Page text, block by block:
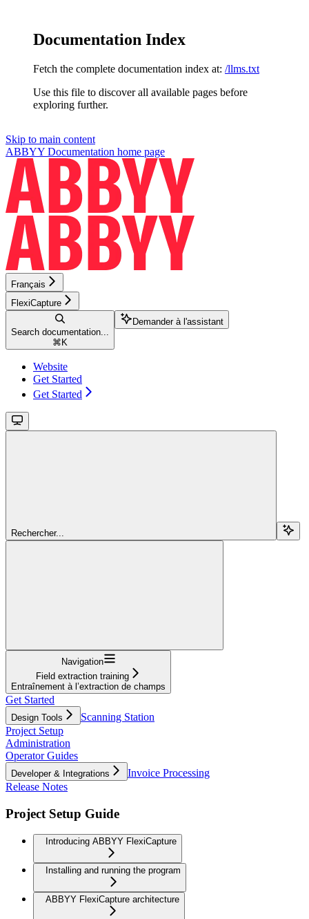
Documentation Index
Fetch the complete documentation index at: /llms.txt
Use this file to discover all available pages before
exploring further.
Skip to main content
ABBYY Documentation home page
Français
FlexiCapture
Search documentation...
⌘ K
Demander à l'assistant
Website
Get Started
Get Started
Rechercher...
Navigation
Field extraction training
Entraînement à l’extraction de champs
Get Started
Design Tools
Scanning Station
Project Setup
Administration
Operator Guides
Developer & Integrations
Invoice Processing
Release Notes
Project Setup Guide
Introducing ABBYY FlexiCapture
Installing and running the program
ABBYY FlexiCapture architecture